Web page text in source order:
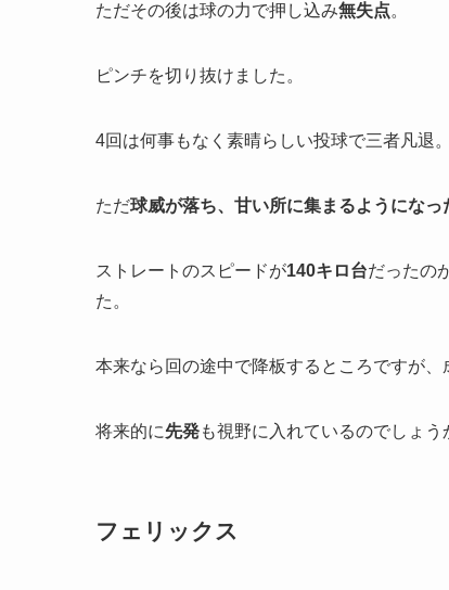
ただその後は球の力で押し込み無失点。
ピンチを切り抜けました。
4回は何事もなく素晴らしい投球で三者凡退。
ただ球威が落ち、甘い所に集まるようになっ
ストレートのスピードが140キロ台だったの
た。
本来なら回の途中で降板するところですが
将来的に先発も視野に入れているのでしょう
フェリックス